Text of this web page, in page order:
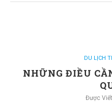
DU LỊCH
NHỮNG ĐIỀU
Được